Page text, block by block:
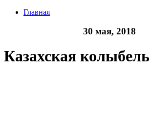
Главная
30 мая, 2018
Казахская